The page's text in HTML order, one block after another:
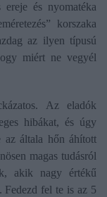
ereje és nyomatéka
korszaka
az ilyen típusú
miért ne vegyél
Az eladók
hibákat, és úgy
az általa hőn áhított
magas tudásról
akik nagy értékű
Fedezd fel te is az 5